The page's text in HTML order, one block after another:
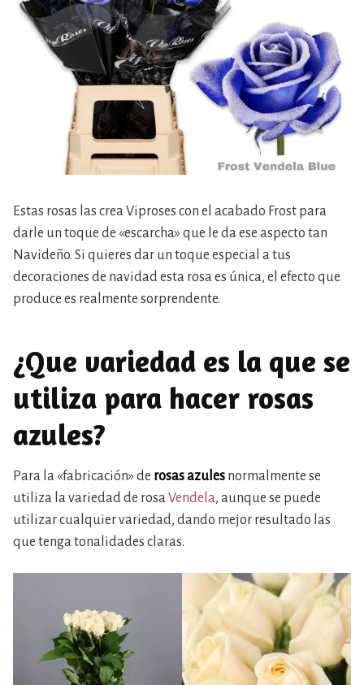
Estas rosas las crea Viproses con el acabado Frost para
darle un toque de «escarcha» que le da ese aspecto tan
Navideño. Si quieres dar un toque especial a tus
decoraciones de navidad esta rosa es única, el efecto que
produce es realmente sorprendente.
¿Que variedad es la que se
utiliza para hacer rosas
azules?
Para la «fabricación» de rosas azules normalmente se
utiliza la variedad de rosaVendela, aunque se puede
utilizar cualquier variedad, dando mejor resultado las
que tenga tonalidades claras.